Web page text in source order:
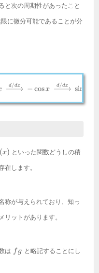
と次の周期性があったこと
に微分可能であることが分
\xrightarrow{d/dx} ~
d /dx − cosx
d /dx sin
(x) といった関数どうしの積
在します。
称が与えられており、知っ
リットがあります。
は fg
f g と略記することにし